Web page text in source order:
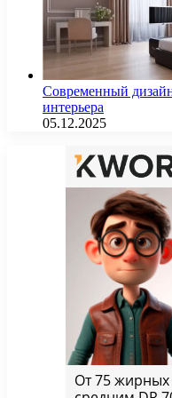
Современный
интерьера
05.12.2025